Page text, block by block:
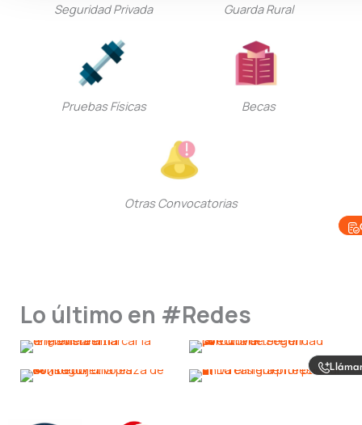
Seguridad Privada Guarda Rural
Pruebas Físicas Becas
Otras Convocatorias
Lo último en #Redes